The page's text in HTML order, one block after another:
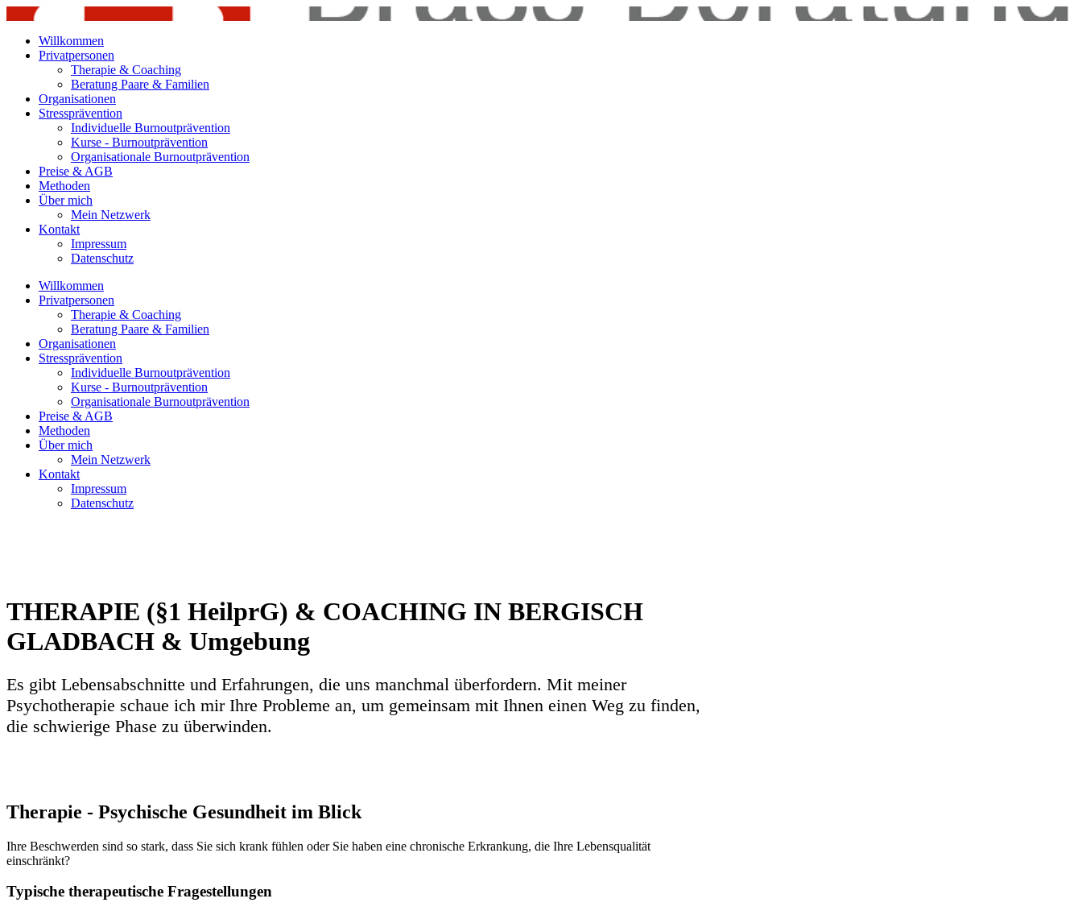
Willkommen
Privatpersonen
Therapie & Coaching
Beratung Paare & Familien
Organisationen
Stressprävention
Individuelle Burnoutprävention
Kurse - Burnoutprävention
Organisationale Burnoutprävention
Preise & AGB
Methoden
Über mich
Mein Netzwerk
Kontakt
Impressum
Datenschutz
Willkommen
Privatpersonen
Therapie & Coaching
Beratung Paare & Familien
Organisationen
Stressprävention
Individuelle Burnoutprävention
Kurse - Burnoutprävention
Organisationale Burnoutprävention
Preise & AGB
Methoden
Über mich
Mein Netzwerk
Kontakt
Impressum
Datenschutz
THERAPIE (§1 HeilprG) & COACHING IN BERGISCH
GLADBACH & Umgebung
Es gibt Lebensabschnitte und Erfahrungen, die uns manchmal überfordern. Mit meiner
Psychotherapie schaue ich mir Ihre Probleme an, um gemeinsam mit Ihnen einen Weg zu finden,
die schwierige Phase zu überwinden.
Therapie - Psychische Gesundheit im Blick
Ihre Beschwerden sind so stark, dass Sie sich krank fühlen oder Sie haben eine chronische Erkrankung, die Ihre Lebensqualität
einschränkt?
Typische therapeutische Fragestellungen